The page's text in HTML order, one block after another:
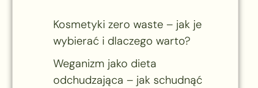
Kosmetyki zero waste – jak je
wybierać i dlaczego warto?
Weganizm jako dieta
odchudzająca – jak schudnąć